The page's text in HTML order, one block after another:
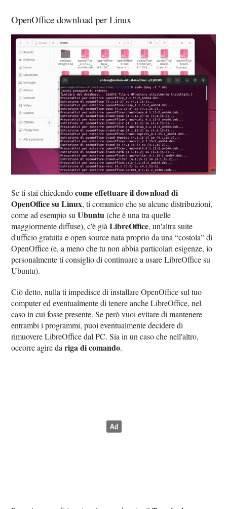
OpenOffice download per Linux
Se ti stai chiedendocome effettuare il download di
OpenOffice su Linux, ti comunico che su alcune distribuzioni,
come ad esempio suUbuntu(che è una tra quelle
maggiormente diffuse), c'è giàLibreOffice, un'altra suite
d'ufficio gratuita e open source nata proprio da una “costola” di
OpenOffice (e, a meno che tu non abbia particolari esigenze, io
personalmente ti consiglio di continuare a usare LibreOffice su
Ubuntu).
Ciò detto, nulla ti impedisce di installare OpenOffice sul tuo
computer ed eventualmente di tenere anche LibreOffice, nel
caso in cui fosse presente. Se però vuoi evitare di mantenere
entrambi i programmi, puoi eventualmente decidere di
rimuovere LibreOffice dal PC. Sia in un caso che nell'altro,
occorre agire dariga di comando.